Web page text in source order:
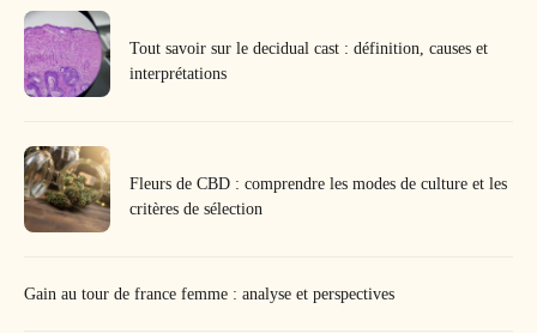
Tout savoir sur le decidual cast : définition, causes et
interprétations
Fleurs de CBD : comprendre les modes de culture et les
critères de sélection
Gain au tour de france femme : analyse et perspectives